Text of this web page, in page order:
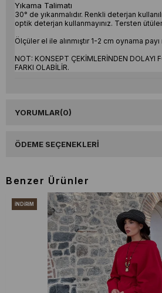
Yıkama Talimatı
30° de yıkanmalıdır. Renkli deterjan
optik deterjan kullanmayınız. Tersten
Ölçüler el ile alınmıştır 1-2 cm oynama
NOT: KONSEPT ÇEKİMLERİNDEN DOLAYI
FARKI OLABİLİR.
YORUMLAR(0)
ÖDEME SEÇENEKLERI
Benzer Ürünler
İNDIRIM